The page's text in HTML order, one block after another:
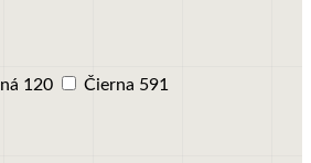
120 Čierna 591